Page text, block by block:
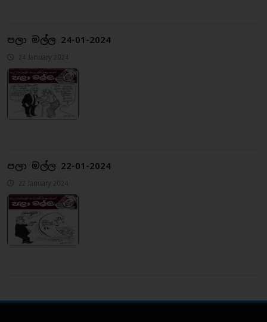
පලා මල්ල 24-01-2024
24 January 2024
පලා මල්ල 22-01-2024
22 January 2024